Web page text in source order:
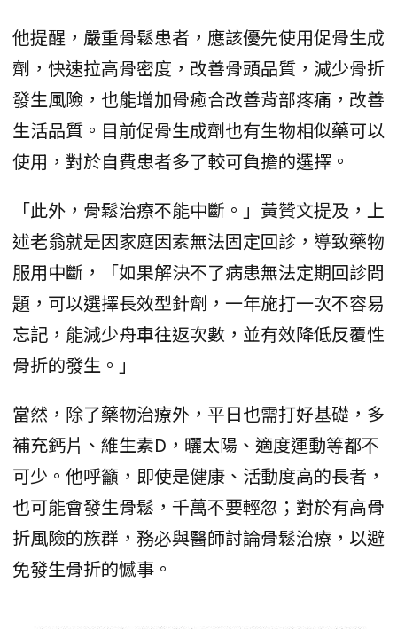
他提醒，嚴重骨鬆患者，應該優先使用促骨生成
劑，快速拉高骨密度，改善骨頭品質，減少骨折
發生風險，也能增加骨癒合改善背部疼痛，改善
生活品質。目前促骨生成劑也有生物相似藥可以
使用，對於自費患者多了較可負擔的選擇。
「此外，骨鬆治療不能中斷。」黃贊文提及，上
述老翁就是因家庭因素無法固定回診，導致藥物
服用中斷，「如果解決不了病患無法定期回診問
題，可以選擇長效型針劑，一年施打一次不容易
忘記，能減少舟車往返次數，並有效降低反覆性
骨折的發生。」
當然，除了藥物治療外，平日也需打好基礎，多
補充鈣片、維生素D，曬太陽、適度運動等都不
可少。他呼籲，即使是健康、活動度高的長者，
也可能會發生骨鬆，千萬不要輕忽；對於有高骨
折風險的族群，務必與醫師討論骨鬆治療，以避
免發生骨折的憾事。